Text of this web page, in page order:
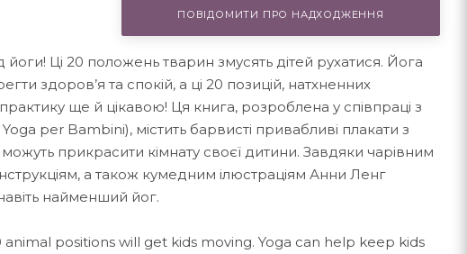
ПОВІДОМИТИ ПРО НАДХОДЖЕННЯ
Ці 20 положень тварин змусять дітей рухатися. Йога
здоров’я та спокій, а ці 20 позицій, натхненних
ще й цікавою! Ця книга, розроблена у співпраці з
per Bambini), містить барвисті привабливі плакати з
прикрасити кімнату своєї дитини. Завдяки чарівним
а також кумедним ілюстраціям Анни Ленг
найменший йог.
animal positions will get kids moving. Yoga can help keep kids